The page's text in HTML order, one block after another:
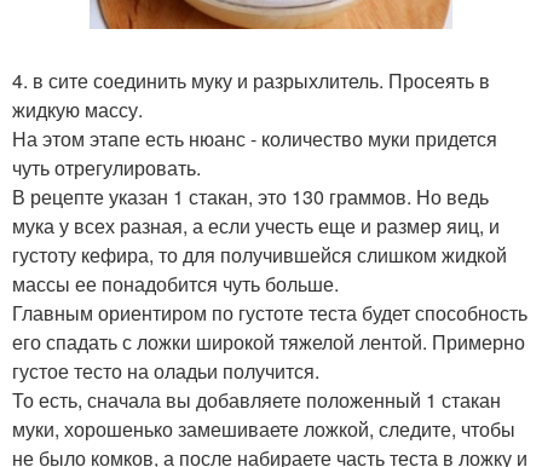
4. в сите соединить муку и разрыхлитель. Просеять в
жидкую массу.
На этом этапе есть нюанс - количество муки придется
чуть отрегулировать.
В рецепте указан 1 стакан, это 130 граммов. Но ведь
мука у всех разная, а если учесть еще и размер яиц, и
густоту кефира, то для получившейся слишком жидкой
массы ее понадобится чуть больше.
Главным ориентиром по густоте теста будет способность
его спадать с ложки широкой тяжелой лентой. Примерно
густое тесто на оладьи получится.
То есть, сначала вы добавляете положенный 1 стакан
муки, хорошенько замешиваете ложкой, следите, чтобы
не было комков, а после набираете часть теста в ложку и